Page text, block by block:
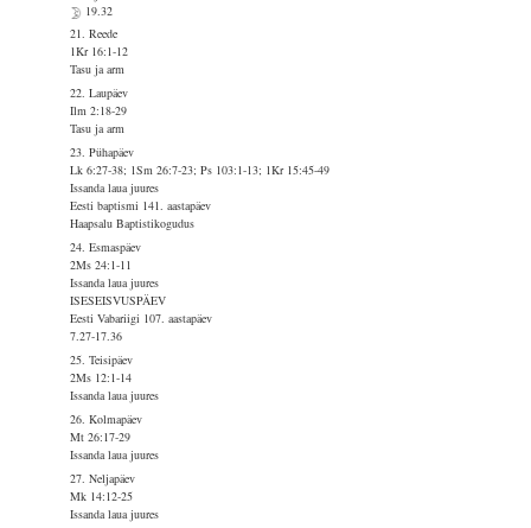
19.32
21. Reede
1Kr 16:1-12
Tasu ja arm
22. Laupäev
Ilm 2:18-29
Tasu ja arm
23. Pühapäev
Lk 6:27-38; 1Sm 26:7-23; Ps 103:1-13; 1Kr 15:45-49
Issanda laua juures
Eesti baptismi 141. aastapäev
Haapsalu Baptistikogudus
24. Esmaspäev
2Ms 24:1-11
Issanda laua juures
ISESEISVUSPÄEV
Eesti Vabariigi 107. aastapäev
7.27-17.36
25. Teisipäev
2Ms 12:1-14
Issanda laua juures
26. Kolmapäev
Mt 26:17-29
Issanda laua juures
27. Neljapäev
Mk 14:12-25
Issanda laua juures